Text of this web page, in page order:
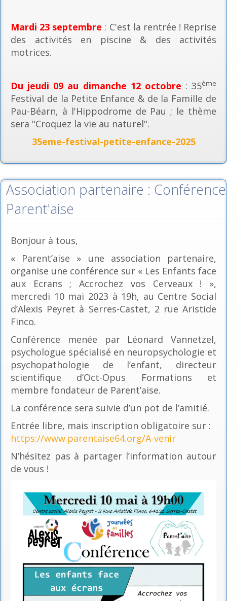
Mardi 23 septembre : C'est la rentrée ! Reprise
des activités en piscine & des activités
motrices.
Du jeudi 09 au dimanche 12 octobre : 35ème
Festival de la Petite Enfance & de la Famille de
Pau-Béarn, à l'Hippodrome de Pau ; le thème
sera "Croquez la vie au naturel".
35eme-festival-petite-enfance-2025
Association partenaire : Conférence
Parent'aise
Bonjour à tous,
« Parent’aise » une association partenaire,
organise une conférence sur « Les Enfants face
aux Ecrans ; Accrochez vos Cerveaux ! »,
mercredi 10 mai 2023 à 19h, au Centre Social
d’Alexis Peyret à Serres-Castet, 2 rue Aristide
Finco.
Conférence menée par Léonard Vannetzel,
psychologue spécialisé en neuropsychologie et
psychopathologie de l’enfant, directeur
scientifique d’Oct-Opus Formations et
membre fondateur de Parent’aise.
La conférence sera suivie d’un pot de l’amitié.
Entrée libre, mais inscription obligatoire sur :
https://www.parentaise64.org/A-venir
N’hésitez pas à partager l’information autour
de vous !